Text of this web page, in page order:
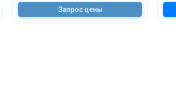
Запрос цены